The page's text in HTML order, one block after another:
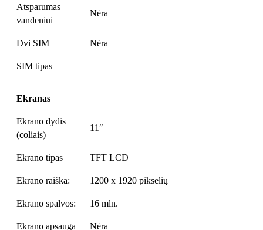
Atsparumas
vandeniui
Nėra
Dvi SIM Nėra
SIM tipas –
Ekranas
Ekrano dydis
(coliais)
11″
Ekrano tipas TFT LCD
Ekrano raiška: 1200 x 1920 pikselių
Ekrano spalvos: 16 mln.
Ekrano apsauga Nėra